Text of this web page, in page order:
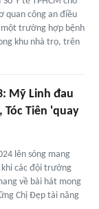
quan công an điều
trường hợp bệnh
khu nhà trọ, trên
Mỹ Linh đau
Tiên 'quay
lên sóng mang
các đội trưởng
về bài hát mong
Chị Đẹp tài năng